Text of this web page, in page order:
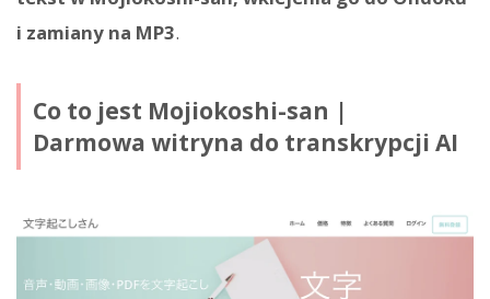
i zamiany na MP3.
Co to jest Mojiokoshi-san |
Darmowa witryna do transkrypcji AI